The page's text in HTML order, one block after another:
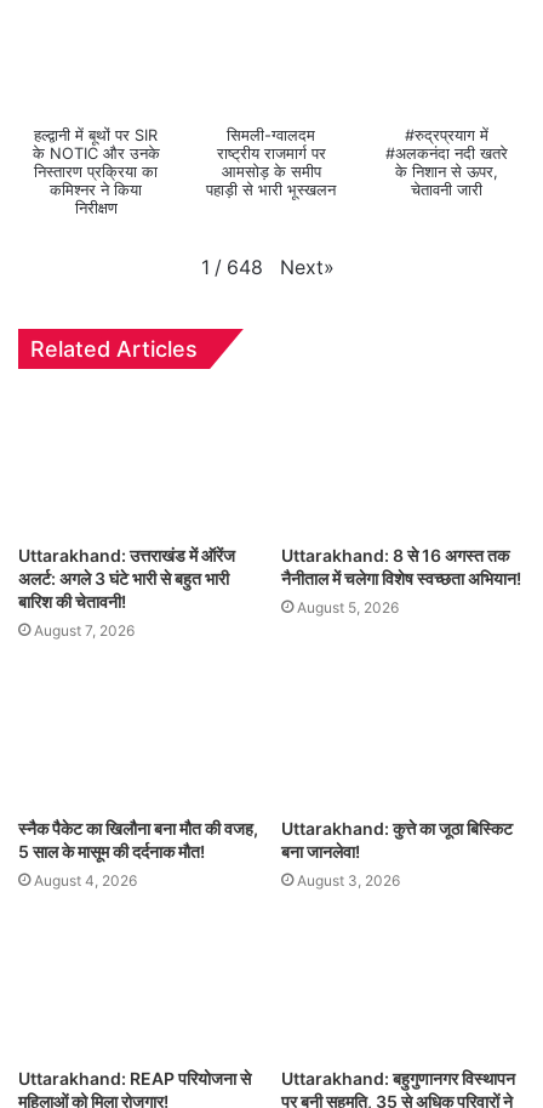
हल्द्वानी में बूथों पर SIR
के NOTIC और उनके
निस्तारण प्रक्रिया का
कमिश्नर ने किया
निरीक्षण
सिमली-ग्वालदम
राष्ट्रीय राजमार्ग पर
आमसोड़ के समीप
पहाड़ी से भारी भूस्खलन
#रुद्रप्रयाग में
#अलकनंदा नदी खतरे
के निशान से ऊपर,
चेतावनी जारी
1 / 648 Next»
Related Articles
Uttarakhand: उत्तराखंड में ऑरेंज
अलर्ट: अगले 3 घंटे भारी से बहुत भारी
बारिश की चेतावनी!
August 7, 2026
Uttarakhand: 8 से 16 अगस्त तक
नैनीताल में चलेगा विशेष स्वच्छता अभियान!
August 5, 2026
स्नैक पैकेट का खिलौना बना मौत की वजह,
5 साल के मासूम की दर्दनाक मौत!
August 4, 2026
Uttarakhand: कुत्ते का जूठा बिस्किट
बना जानलेवा!
August 3, 2026
Uttarakhand: REAP परियोजना से
महिलाओं को मिला रोजगार!
Uttarakhand: बहुगुणानगर विस्थापन
पर बनी सहमति, 35 से अधिक परिवारों ने